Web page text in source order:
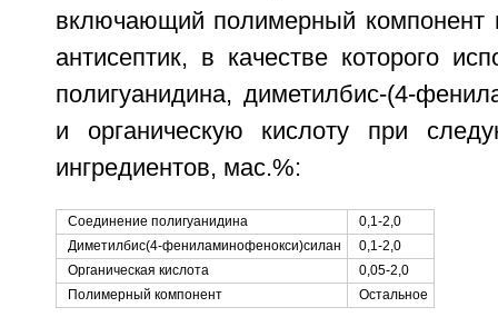
включающий полимерный компонент
антисептик, в качестве которого
полигуанидина, диметилбис-(4-
и органическую кислоту при
ингредиентов, мас.%:
Соединение полигуанидина
0,1-2,0
Диметилбис(4-фениламинофенокси)силан
0,1-2,0
Органическая кислота
0,05-2,0
Полимерный компонент
Остальное